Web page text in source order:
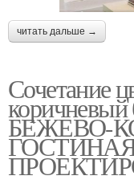
читать дальше →
Сочетание
БЕЖЕВО-